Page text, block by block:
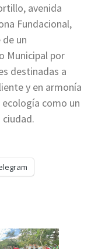
avenida
Fundacional,
un
Municipal por
destinadas a
y en armonía
como un